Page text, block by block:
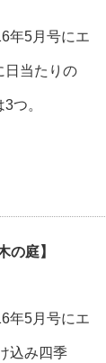
年5月号にエ
日当たりの
つ。
の庭】
年5月号にエ
込み四季